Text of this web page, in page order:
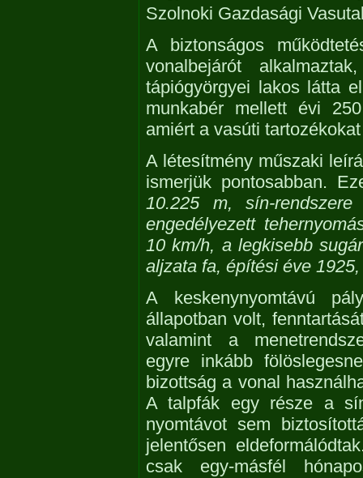
Szolnoki Gazdasági
A biztonságos
vonalbejárót
tápiógyörgyei lakos látta
munkabér mellett évi
amiért a vasúti
A létesítmény műszaki
ismerjük pontosabban.
10.225 m, sín-
engedélyezett
10 km/h, a legkisebb
aljzata fa, építési éve
A keskenynyomtávú
állapotban volt,
valamint a
egyre inkább
bizottság a vonal
A talpfák egy része a
nyomtávot sem
jelentősen
csak egy-másfél